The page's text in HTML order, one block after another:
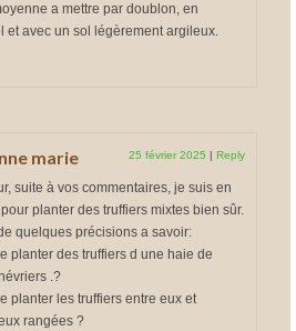
a mettre par doublon, en
et avec un sol légèrement argileux.
marie 25 février 2025 Reply
suite à vos commentaires, je suis en
planter des truffiers mixtes bien sûr.
quelques précisions a savoir:
planter des truffiers d une haie de
.?
planter les truffiers entre eux et
rangées ?